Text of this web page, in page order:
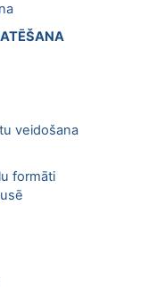
veidošana
formāti